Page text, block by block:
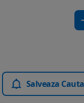
Salveaza